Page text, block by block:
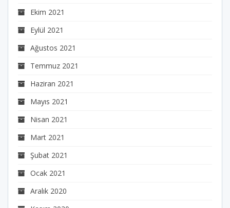
Ekim 2021
Eylül 2021
Ağustos 2021
Temmuz 2021
Haziran 2021
Mayıs 2021
Nisan 2021
Mart 2021
Şubat 2021
Ocak 2021
Aralık 2020